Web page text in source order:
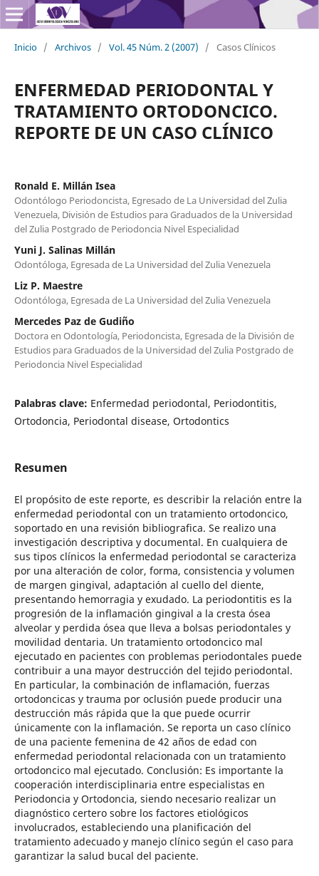
Inicio / Archivos / Vol. 45 Núm. 2 (2007) / Casos Clínicos
ENFERMEDAD PERIODONTAL Y
TRATAMIENTO ORTODONCICO.
REPORTE DE UN CASO CLÍNICO
Ronald E. Millán Isea
Odontólogo Periodoncista, Egresado de La Universidad del Zulia
Venezuela, División de Estudios para Graduados de la Universidad
del Zulia Postgrado de Periodoncia Nivel Especialidad
Yuni J. Salinas Millán
Odontóloga, Egresada de La Universidad del Zulia Venezuela
Liz P. Maestre
Odontóloga, Egresada de La Universidad del Zulia Venezuela
Mercedes Paz de Gudiño
Doctora en Odontología, Periodoncista, Egresada de la División de
Estudios para Graduados de la Universidad del Zulia Postgrado de
Periodoncia Nivel Especialidad
Palabras clave: Enfermedad periodontal, Periodontitis,
Ortodoncia, Periodontal disease, Ortodontics
Resumen
El propósito de este reporte, es describir la relación entre la
enfermedad periodontal con un tratamiento ortodoncico,
soportado en una revisión bibliografica. Se realizo una
investigación descriptiva y documental. En cualquiera de
sus tipos clínicos la enfermedad periodontal se caracteriza
por una alteración de color, forma, consistencia y volumen
de margen gingival, adaptación al cuello del diente,
presentando hemorragia y exudado. La periodontitis es la
progresión de la inflamación gingival a la cresta ósea
alveolar y perdida ósea que lleva a bolsas periodontales y
movilidad dentaria. Un tratamiento ortodoncico mal
ejecutado en pacientes con problemas periodontales puede
contribuir a una mayor destrucción del tejido periodontal.
En particular, la combinación de inflamación, fuerzas
ortodoncicas y trauma por oclusión puede producir una
destrucción más rápida que la que puede ocurrir
únicamente con la inflamación. Se reporta un caso clínico
de una paciente femenina de 42 años de edad con
enfermedad periodontal relacionada con un tratamiento
ortodoncico mal ejecutado. Conclusión: Es importante la
cooperación interdisciplinaria entre especialistas en
Periodoncia y Ortodoncia, siendo necesario realizar un
diagnóstico certero sobre los factores etiológicos
involucrados, estableciendo una planificación del
tratamiento adecuado y manejo clínico según el caso para
garantizar la salud bucal del paciente.